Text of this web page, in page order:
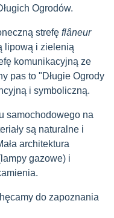
Ogrodów.
strefę flâneur
lipową i zielenią
komunikacyjną ze
pas to "Długie Ogrody
i symboliczną.
samochodowego na
są naturalne i
architektura
gazowe) i
do zapoznania